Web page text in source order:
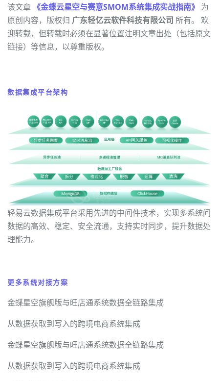
该文章 《金蝶云星空与赛意SMOM系统集成实战指南》 为
原创内容，版权归 广东轻亿云软件科技有限公司 所有。 欢
迎转载，但转载时必须在显著位置注明文章出处（包括原文
链接）等信息，以尊重版权。
数据集成平台架构
轻易云数据集成平台采用先进的中间件技术，实现多系统间
数据的高效、稳定、安全流通，支持实时同步，提升数据处
理能力。
更多系统对接方案
金蝶星空旗舰版与旺店通系统数据全链路集成
从数据获取到写入的跨境电商系统集成
金蝶星空旗舰版与旺店通系统数据全链路集成
从数据获取到写入的跨境电商系统集成